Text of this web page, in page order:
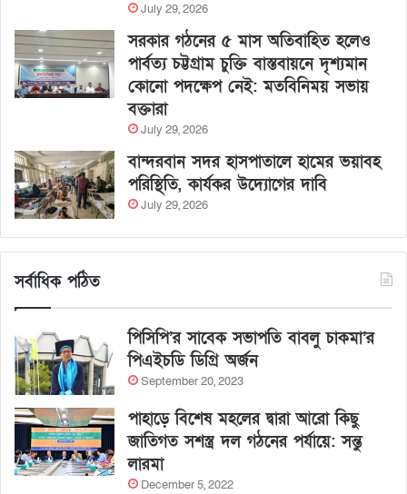
July 29, 2026
সরকার গঠনের ৫ মাস অতিবাহিত হলেও
পার্বত্য চট্টগ্রাম চুক্তি বাস্তবায়নে দৃশ্যমান
কোনো পদক্ষেপ নেই: মতবিনিময় সভায়
বক্তারা
July 29, 2026
বান্দরবান সদর হাসপাতালে হামের ভয়াবহ
পরিস্থিতি, কার্যকর উদ্যোগের দাবি
July 29, 2026
সর্বাধিক পঠিত
পিসিপি’র সাবেক সভাপতি বাবলু চাকমা’র
পিএইচডি ডিগ্রি অর্জন
September 20, 2023
পাহাড়ে বিশেষ মহলের দ্বারা আরো কিছু
জাতিগত সশস্ত্র দল গঠনের পর্যায়ে: সন্তু
লারমা
December 5, 2022